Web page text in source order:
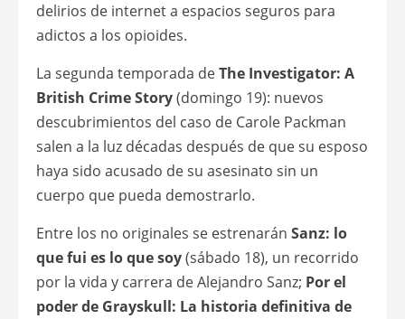
delirios de internet a espacios seguros para
adictos a los opioides.
La segunda temporada deThe Investigator: A
British Crime Story(domingo 19): nuevos
descubrimientos del caso de Carole Packman
salen a la luz décadas después de que su esposo
haya sido acusado de su asesinato sin un
cuerpo que pueda demostrarlo.
Entre los no originales se estrenarán Sanz: lo
que fui es lo que soy(sábado 18), un recorrido
por la vida y carrera de Alejandro Sanz; Por el
poder de Grayskull: La historia definitiva de